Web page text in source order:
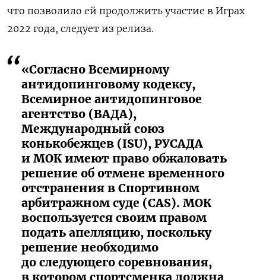
что позволило ей продолжить участие в Играх
2022 года, следует из релиза.
«Согласно Всемирному
антидопинговому кодексу,
Всемирное антидопинговое
агентство (ВАДА),
Международный союз
конькобежцев (ISU), РУСАДА
и МОК имеют право обжаловать
решение об отмене временного
отстранения в Спортивном
арбитражном суде (CAS). МОК
воспользуется своим правом
подать апелляцию, поскольку
решение необходимо
до следующего соревнования,
в котором спортсменка должна